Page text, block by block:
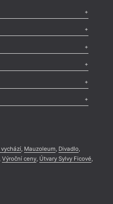
,Literární soutěž,
vychází, Mauzoleum, Divadlo,
Výroční ceny, Útvary Sylvy Ficové,